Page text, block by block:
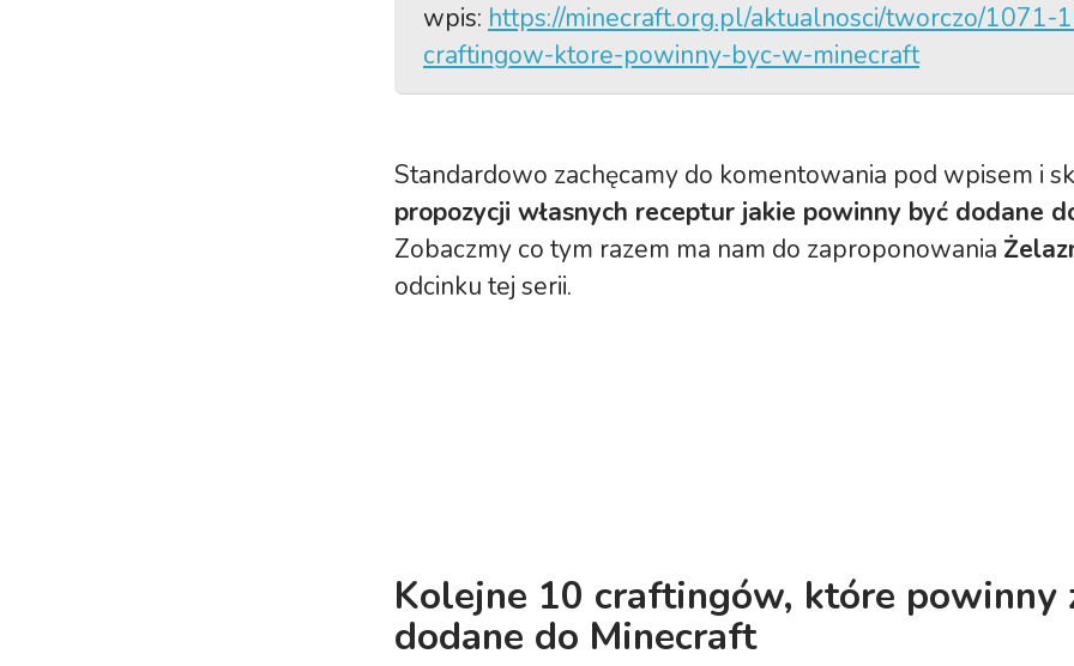
wpis: https://minecraft.org.pl/aktualnosci/tworczo/1071-
craftingow-ktore-powinny-byc-w-minecraft
Standardowo zachęcamy do komentowania pod wpisem i
propozycji własnych receptur jakie powinny być dodane
Zobaczmy co tym razem ma nam do zaproponowania
odcinku tej serii.
Kolejne 10 craftingów, które powinny
dodane do Minecraft